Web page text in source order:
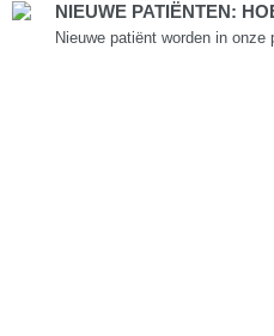
NIEUWE PATIËNTEN:
Nieuwe patiënt worden in